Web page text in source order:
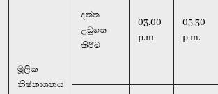
මූලික
නිෂ්කාශනය
දත්ත
උඩුගත
කිරීම
03.00
p.m
05.30
p.m.